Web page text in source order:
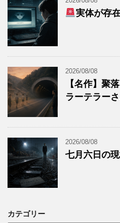
実体が存
2026/08/08
【名作】聚
ラーテラー
2026/08/08
七月六日の
カテゴリー